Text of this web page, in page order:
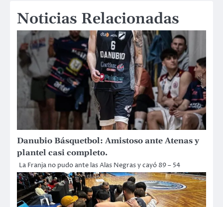
Noticias Relacionadas
Danubio Básquetbol: Amistoso ante Atenas y
plantel casi completo.
La Franja no pudo ante las Alas Negras y cayó 89 – 54